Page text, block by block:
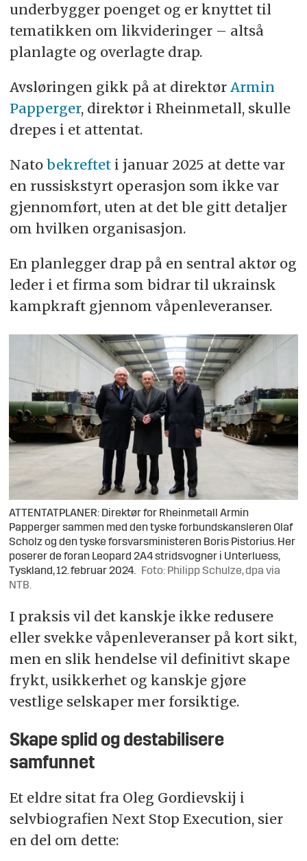
underbygger poenget og er knyttet til
tematikken om likvideringer – altså
planlagte og overlagte drap.
Avsløringen gikk på at direktør Armin
Papperger, direktør i Rheinmetall, skulle
drepes i et attentat.
Nato bekrefteti januar 2025 at dette var
en russiskstyrt operasjon som ikke var
gjennomført, uten at det ble gitt detaljer
om hvilken organisasjon.
En planlegger drap på en sentral aktør og
leder i et firma som bidrar til ukrainsk
kampkraft gjennom våpenleveranser.
ATTENTATPLANER: Direktør for Rheinmetall Armin
Papperger sammen med den tyske forbundskansleren Olaf
Scholz og den tyske forsvarsministeren Boris Pistorius. Her
poserer de foran Leopard 2A4 stridsvogner i Unterluess,
Tyskland, 12. februar 2024.
Foto: Philipp Schulze, dpa via
NTB.
I praksis vil det kanskje ikke redusere
eller svekke våpenleveranser på kort sikt,
men en slik hendelse vil definitivt skape
frykt, usikkerhet og kanskje gjøre
vestlige selskaper mer forsiktige.
Skape splid og destabilisere
samfunnet
Et eldre sitat fra Oleg Gordievskij i
selvbiografien Next Stop Execution, sier
en del om dette: